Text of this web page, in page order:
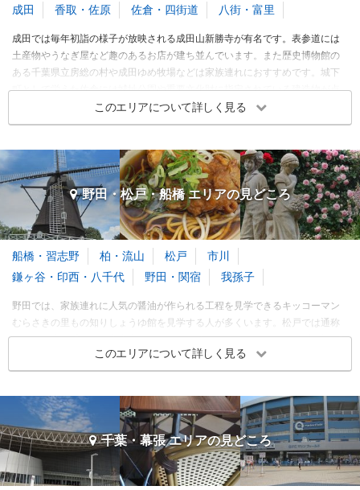
9～11月
12～2月
※このエリアに投稿された旅行記をもとに集計
春3～5月 夏6～8月 秋9～11月 冬12～2月
クリップ
ジャンボリミッキー
テーマパーク
東京ディズニーリゾート
3.31
クリップ
東京ディズニーシー
テーマパーク
東京ディズニーリゾート
4.56
成田 香取・佐原 佐倉・四街道 八街・富里
成田では毎年初詣の様子が放映される成田山新勝寺が有名です。表参道には
土産物やうなぎ屋など趣のあるお店が建ち並んでいます。また歴史博物館の
ある千葉県立房総の村や成田ゆめ牧場などは家族連れにおすすめです。城下
町として栄えた佐倉には城址公園や重要文化財に指定されている建造物が点
在しており、レンタサイクルを使って散策ができます。八街にある航空科学
博物館は、飛行機好きでなくても楽しめるスポットとなっています。
成田・佐倉 エリア 旅行者の傾向
旅行時期 同行者 予算
3～5月
6～8月
9～11月
※このエリアに投稿された旅行記をもとに集計
成田・佐倉 エリアの季節別人気スポット
春3～5月 夏 6～8月 秋9～11月 冬12～2月
クリップ クリップ
このエリアについて詳しく見る
野田・松戸・船橋 エリアの見どころ
船橋・習志野 柏・流山 松戸
市川
鎌ヶ谷・印西・八千代
野田・関宿 我孫子
野田では、家族連れに人気の醤油が作られる工程を見学できるキッコーマン
むらさきの里もの知りしょうゆ館を見学する人が多くいます。松戸では通称
あじさい寺と呼ばれる本土寺が有名です。特に6月はあじさいのほか菖蒲も見
頃を迎え多くの人で賑わいます。その他21世紀の森と広場や矢切の渡しなど
もエリアを代表するスポットです。船橋のアンデルセン公園はテーマパーク
野田・松戸・船橋 エリア 旅行者の傾向
旅行時期 同行者
このエリアについて詳しく見る
千葉・幕張 エリアの見どころ